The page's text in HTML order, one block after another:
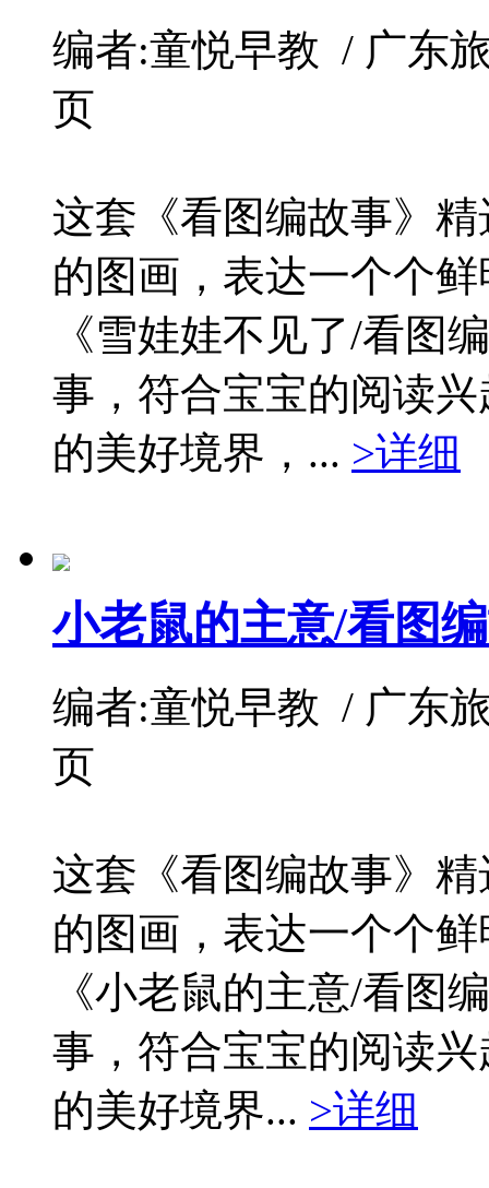
编者:童悦早教 / 广东
页
这套《看图编故事》
的图画，表达一个个
《雪娃娃不见了/看图
事，符合宝宝的阅读
的美好境界，... >详细
小老鼠的主意/看图
编者:童悦早教 / 广东
页
这套《看图编故事》
的图画，表达一个个
《小老鼠的主意/看图
事，符合宝宝的阅读
的美好境界... >详细